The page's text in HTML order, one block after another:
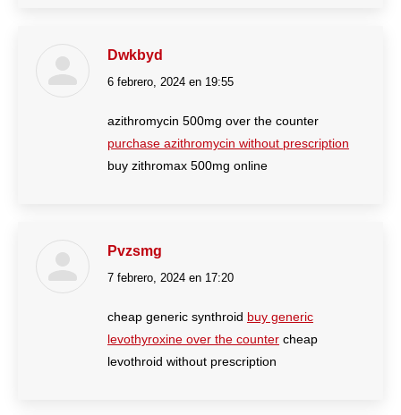
Dwkbyd
dice:
6 febrero, 2024 en 19:55
azithromycin 500mg over the counter
purchase azithromycin without prescription
buy zithromax 500mg online
Pvzsmg
dice:
7 febrero, 2024 en 17:20
cheap generic synthroid buy generic
levothyroxine over the counter cheap
levothroid without prescription